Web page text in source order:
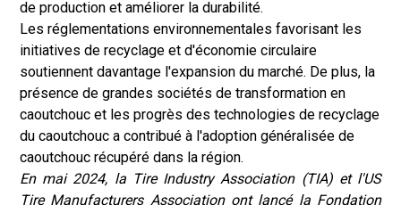
de production et améliorer la durabilité.
Les réglementations environnementales favorisant les
initiatives de recyclage et d'économie circulaire
soutiennent davantage l'expansion du marché. De plus, la
présence de grandes sociétés de transformation en
caoutchouc et les progrès des technologies de recyclage
du caoutchouc a contribué à l'adoption généralisée de
caoutchouc récupéré dans la région.
En mai 2024, la Tire Industry Association (TIA) et l'US
Tire Manufacturers Association ont lancé la Fondation